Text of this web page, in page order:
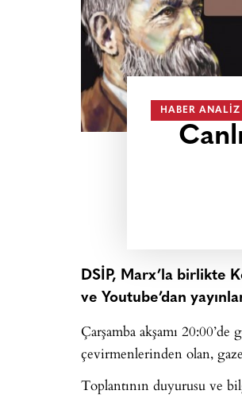
HABER ANALIZ
DSİP, Marx’la birlikte
ve Youtube’dan
Çarşamba akşamı
çevirmenlerinden olan,
Toplantının duyurusu ve